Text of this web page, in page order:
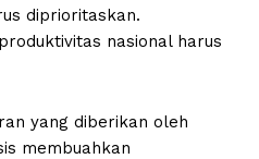
diprioritaskan.
nasional harus
yang diberikan oleh
membuahkan